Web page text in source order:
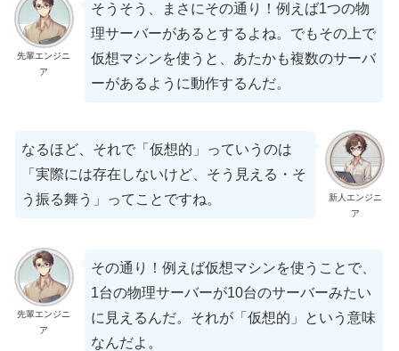
先輩エンジニ
ア
そうそう、まさにその通り！例えば1つの物
理サーバーがあるとするよね。でもその上で
仮想マシンを使うと、あたかも複数のサーバ
ーがあるように動作するんだ。
新人エンジニ
ア
なるほど、それで「仮想的」っていうのは
「実際には存在しないけど、そう見える・そ
う振る舞う」ってことですね。
先輩エンジニ
ア
その通り！例えば仮想マシンを使うことで、
1台の物理サーバーが10台のサーバーみたい
に見えるんだ。それが「仮想的」という意味
なんだよ。